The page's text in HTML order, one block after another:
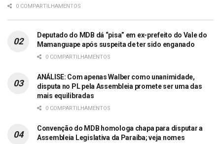
0 COMPARTILHAMENTOS
Deputado do MDB dá “pisa” em ex-prefeito do Vale do
Mamanguape após suspeita de ter sido enganado
0 COMPARTILHAMENTOS
ANÁLISE: Com apenas Walber como unanimidade,
disputa no PL pela Assembleia promete ser uma das
mais equilibradas
0 COMPARTILHAMENTOS
Convenção do MDB homologa chapa para disputar a
Assembleia Legislativa da Paraíba; veja nomes